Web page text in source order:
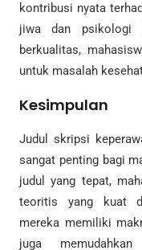
kontribusi nyata
jiwa dan psikologi
berkualitas,
untuk masalah
Kesimpulan
Judul skripsi
sangat penting bagi
judul yang tepat,
teoritis yang kuat
mereka memiliki
juga